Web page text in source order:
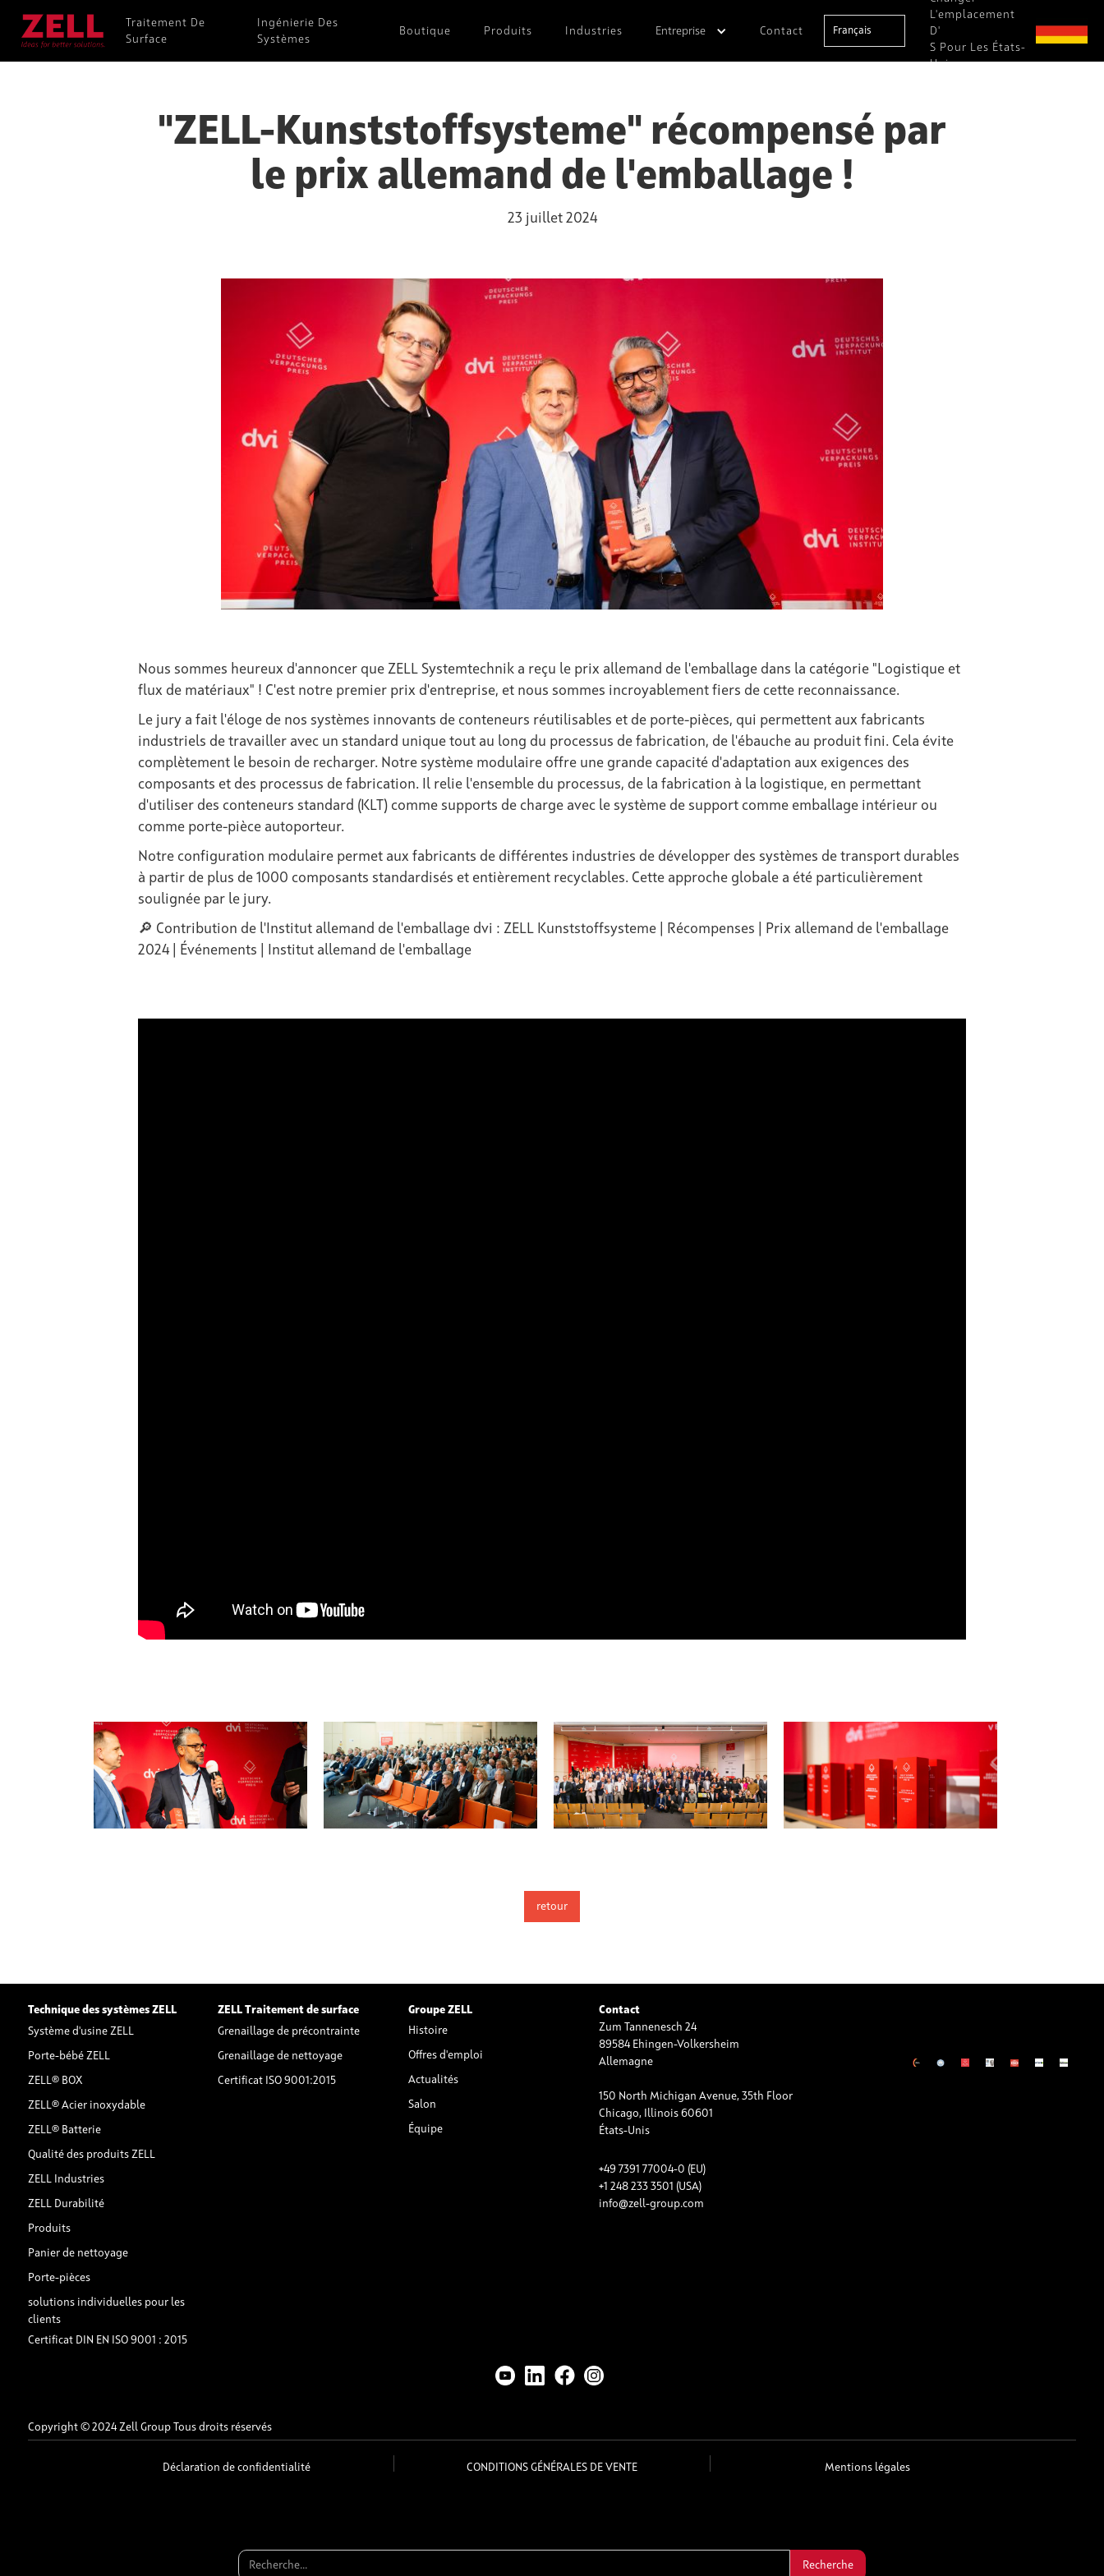
Traitement De
Surface
Ingénierie Des
Systèmes
Boutique Produits Industries Entreprise Contact Français
L'emplacement
D'
S Pour Les États-
Unis
"ZELL-Kunststoffsysteme" récompensé par
le prix allemand de l'emballage !
23 juillet 2024
Nous sommes heureux d'annoncer que ZELL Systemtechnik a reçu le prix allemand de l'emballage dans la catégorie "Logistique et
flux de matériaux" ! C'est notre premier prix d'entreprise, et nous sommes incroyablement fiers de cette reconnaissance.
Le jury a fait l'éloge de nos systèmes innovants de conteneurs réutilisables et de porte-pièces, qui permettent aux fabricants
industriels de travailler avec un standard unique tout au long du processus de fabrication, de l'ébauche au produit fini. Cela évite
complètement le besoin de recharger. Notre système modulaire offre une grande capacité d'adaptation aux exigences des
composants et des processus de fabrication. Il relie l'ensemble du processus, de la fabrication à la logistique, en permettant
d'utiliser des conteneurs standard (KLT) comme supports de charge avec le système de support comme emballage intérieur ou
comme porte-pièce autoporteur.
Notre configuration modulaire permet aux fabricants de différentes industries de développer des systèmes de transport durables
à partir de plus de 1000 composants standardisés et entièrement recyclables. Cette approche globale a été particulièrement
soulignée par le jury.
🔎 Contribution de l'Institut allemand de l'emballage dvi : ZELL Kunststoffsysteme | Récompenses | Prix allemand de l'emballage
2024 | Événements | Institut allemand de l'emballage
retour
Technique des systèmes ZELL
Système d'usine ZELL
Porte-bébé ZELL
ZELL® BOX
ZELL® Acier inoxydable
ZELL® Batterie
Qualité des produits ZELL
ZELL Industries
ZELL Durabilité
Produits
Panier de nettoyage
Porte-pièces
solutions individuelles pour les
clients
Certificat DIN EN ISO 9001 : 2015
ZELL Traitement de surface
Grenaillage de précontrainte
Grenaillage de nettoyage
Certificat ISO 9001:2015
Groupe ZELL
Histoire
Offres d'emploi
Actualités
Salon
Équipe
Contact
Zum Tannenesch 24
89584 Ehingen-Volkersheim
Allemagne
150 North Michigan Avenue, 35th Floor
Chicago, Illinois 60601
États-Unis
+49 7391 77004-0 (EU)
+1 248 233 3501 (USA)
info@zell-group.com
Copyright © 2024 Zell Group Tous droits réservés
Déclaration de confidentialité CONDITIONS GÉNÉRALES DE VENTE Mentions légales